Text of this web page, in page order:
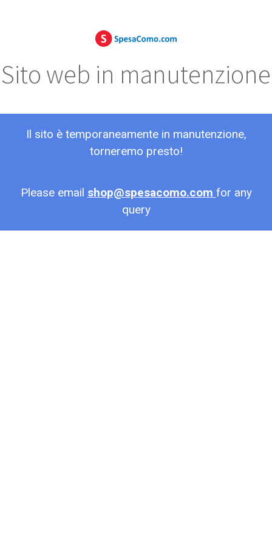
Sito web in manutenzione
Il sito è temporaneamente in manutenzione,
torneremo presto!
Please email shop@spesacomo.com for any
query